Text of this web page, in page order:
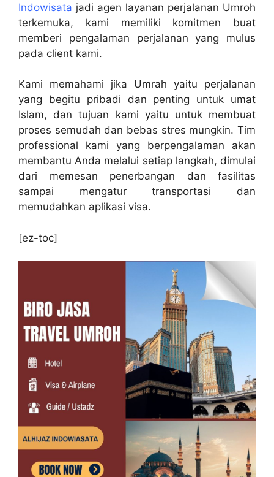
Indowisata jadi agen layanan perjalanan Umroh
terkemuka, kami memiliki komitmen buat
memberi pengalaman perjalanan yang mulus
pada client kami.
Kami memahami jika Umrah yaitu perjalanan
yang begitu pribadi dan penting untuk umat
Islam, dan tujuan kami yaitu untuk membuat
proses semudah dan bebas stres mungkin. Tim
professional kami yang berpengalaman akan
membantu Anda melalui setiap langkah, dimulai
dari memesan penerbangan dan fasilitas
sampai mengatur transportasi dan
memudahkan aplikasi visa.
[ez-toc]